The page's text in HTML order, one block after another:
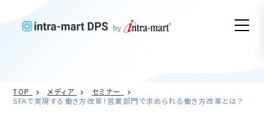
TOP メディア
セミナー
SFAで実現する働き方改革！営業部門で求められる働き方改革とは？